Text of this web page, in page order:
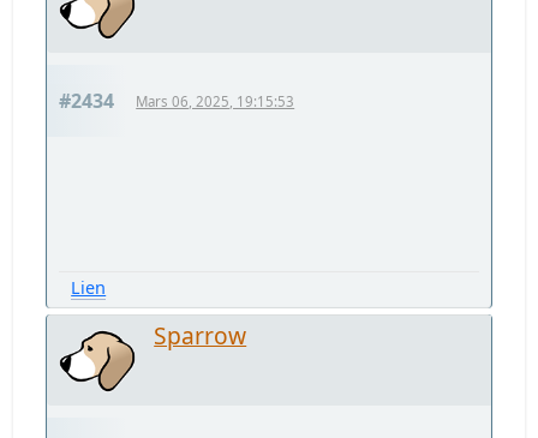
#2434 Mars 06, 2025, 19:15:53
Lien
Sparrow